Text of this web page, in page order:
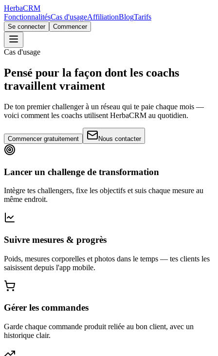
HerbaCRM
FonctionnalitésCas d'usageAffiliationBlogTarifs
Se connecter Commencer
Cas d'usage
Pensé pour la façon dont les coachs
travaillent vraiment
De ton premier challenger à un réseau qui te paie chaque mois —
voici comment les coachs utilisent HerbaCRM au quotidien.
Commencer gratuitement Nous contacter
Lancer un challenge de transformation
Intègre tes challengers, fixe les objectifs et suis chaque mesure au
même endroit.
Suivre mesures & progrès
Poids, mesures corporelles et photos dans le temps — tes clients les
saisissent depuis l'app mobile.
Gérer les commandes
Garde chaque commande produit reliée au bon client, avec un
historique clair.